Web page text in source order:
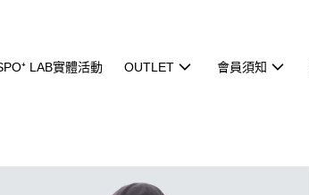
LAB實體活動 OUTLET 會員須知